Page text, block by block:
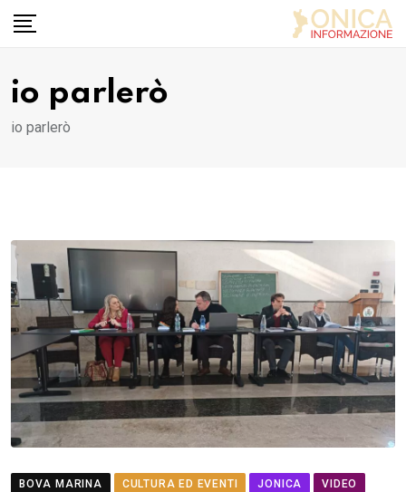
Skip
io parlerò
io parlerò
BOVA MARINA CULTURA ED EVENTI JONICA VIDEO